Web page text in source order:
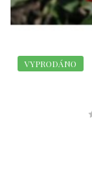
VYPRODÁNO